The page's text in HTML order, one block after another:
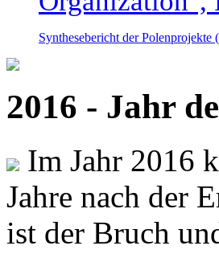
Synthesebericht der
2016 - Jahr
Im Jahr 2016
Jahre nach der
ist der Bruch